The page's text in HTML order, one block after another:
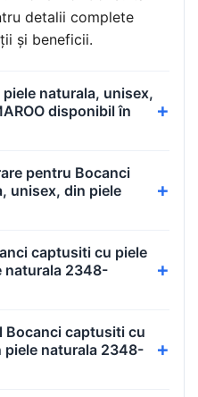
detalii complete
și beneficii.
naturala, unisex,
disponibil în
pentru Bocanci
unisex, din piele
captusiti cu piele
naturala 2348-
Bocanci captusiti cu
piele naturala 2348-